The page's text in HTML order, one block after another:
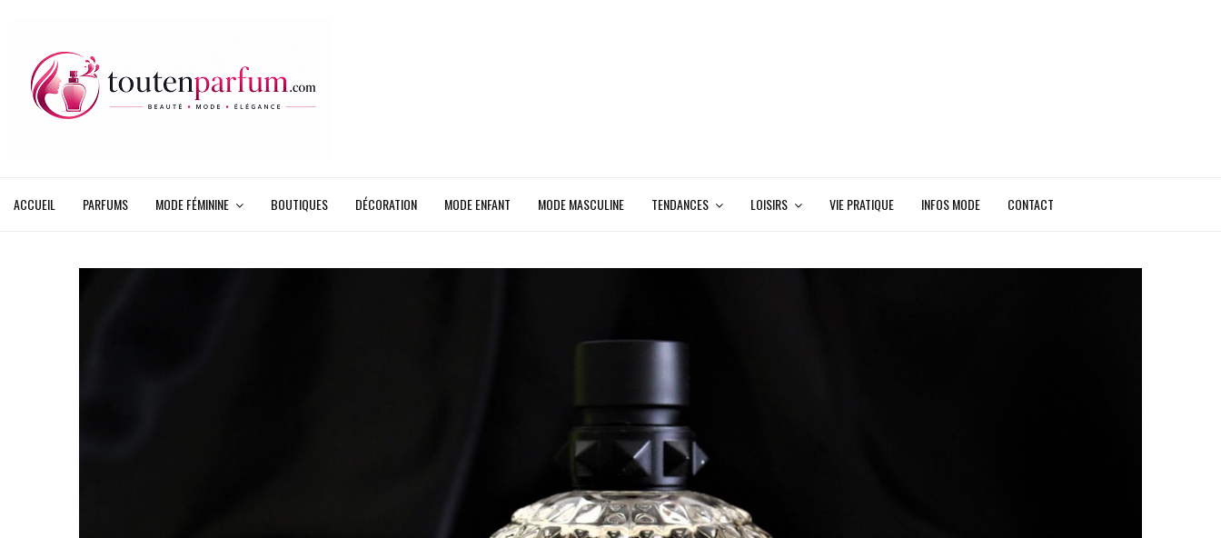
ACCUEIL PARFUMS MODE FÉMININE BOUTIQUES DÉCORATION MODE ENFANT MODE MASCULINE TENDANCES LOISIRS VIE PRATIQUE INFOS MODE CONTACT